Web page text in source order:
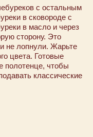
с остальным
в сковороде с
в масло и через
сторону. Это
не лопнули. Жарьте
цвета. Готовые
полотенце, чтобы
классические